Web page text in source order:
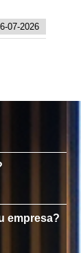
07-2026
empresa?